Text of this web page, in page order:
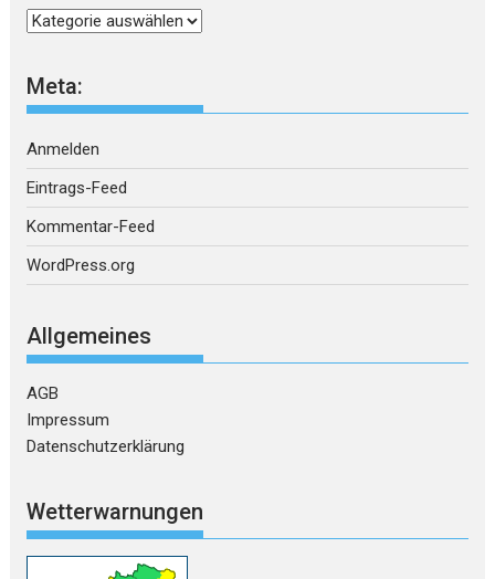
Kategorien
Meta:
Anmelden
Eintrags-Feed
Kommentar-Feed
WordPress.org
Allgemeines
AGB
Impressum
Datenschutzerklärung
Wetterwarnungen